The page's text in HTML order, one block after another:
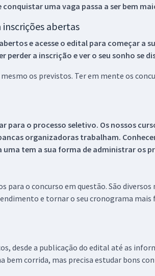
conquistar uma vaga passa a ser bem
abertas
e acesse o edital para começar a
a inscrição e ver o seu sonho se
os previstos. Ter em mente os
para o processo seletivo. Os nossos
organizadoras trabalham.
tem a sua forma de administrar os
para o concurso em questão. São
e tornar o seu cronograma mais
desde a publicação do edital até as
corrida, mas precisa estudar bons